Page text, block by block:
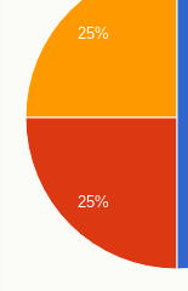
25%
25%
Assistenza
Indice
Indice
Indice
Nazione